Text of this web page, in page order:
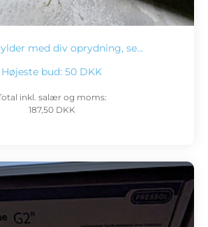
med div oprydning, se…
Højeste bud: 50 DKK
inkl. salær og moms:
187,50 DKK